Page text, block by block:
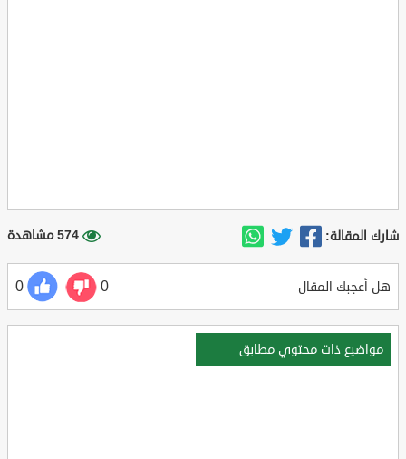
شارك المقالة: 574 مشاهدة
هل أعجبك المقال 0
0
مواضيع ذات محتوي مطابق